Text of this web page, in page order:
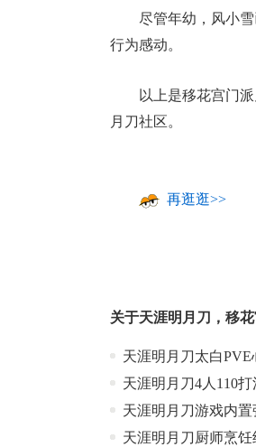
尽管年幼，风小
行为感动。
以上是移花宫门
月刀社区。
再逛逛>>
关于天涯明月刀 ， 移
天涯明月刀太白
天涯明月刀4人110
天涯明月刀游戏内
天涯明月刀厨师烹